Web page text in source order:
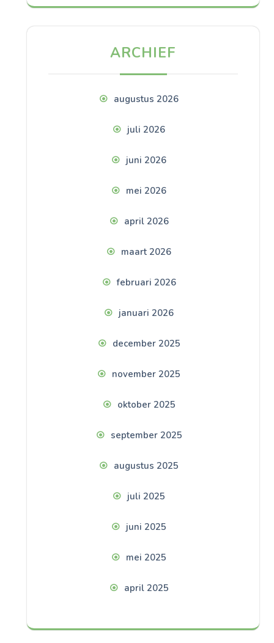
ARCHIEF
augustus 2026
juli 2026
juni 2026
mei 2026
april 2026
maart 2026
februari 2026
januari 2026
december 2025
november 2025
oktober 2025
september 2025
augustus 2025
juli 2025
juni 2025
mei 2025
april 2025